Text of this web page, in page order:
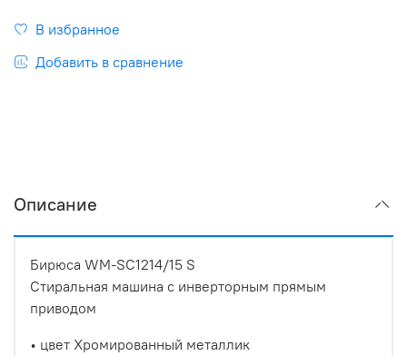
В избранное
Добавить в сравнение
Описание
Бирюса WM-SC1214/15 S
Стиральная машина с инверторным прямым
приводом
• цвет Хромированный металлик